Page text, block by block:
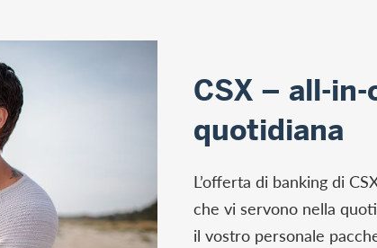
CSX – all-
quotidiana
L’offerta di banking di
che vi servono nella
il vostro personale